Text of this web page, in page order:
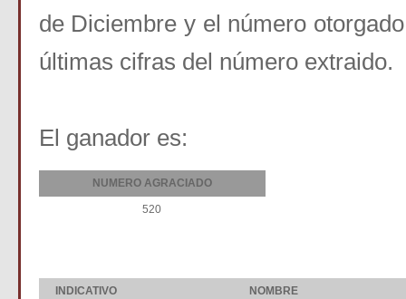
de Diciembre y el número
últimas cifras del número extraido.
El ganador es:
NUMERO AGRACIADO
520
INDICATIVO NOMBRE